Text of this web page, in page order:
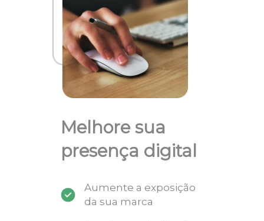
Melhore sua
presença digital
Aumente a exposição
da sua marca